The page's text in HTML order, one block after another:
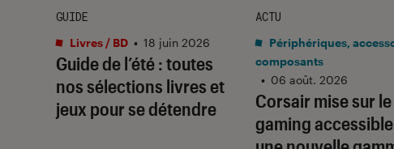
Guide de l’été : toutes
nos sélections livres et
jeux pour se détendre
GUIDE
Livres / BD • 18 juin 2026
Corsair mise sur le
gaming
ACTU
Périphériques,
composants
• 06 août. 2026